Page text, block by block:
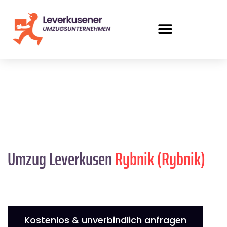
Umzug LeverkusenRybnik (Rybnik)
Kostenlos & unverbindlich anfragen